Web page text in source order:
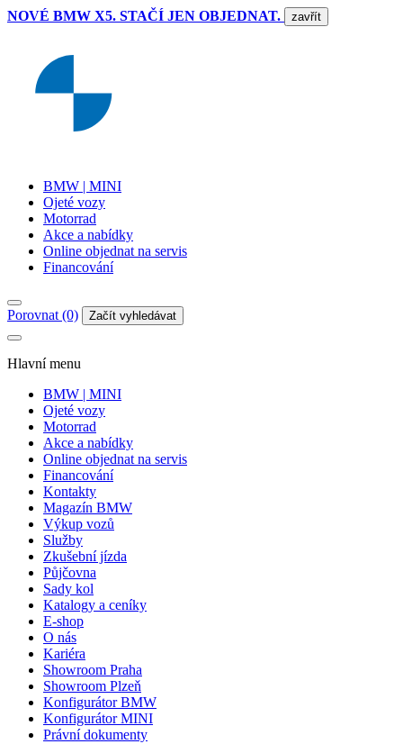
NOVÉ BMW X5. STAČÍ JEN OBJEDNAT. zavřít
BMW | MINI
Ojeté vozy
Motorrad
Akce a nabídky
Online objednat na servis
Financování
Porovnat (0) Začít vyhledávat
Hlavní menu
BMW | MINI
Ojeté vozy
Motorrad
Akce a nabídky
Online objednat na servis
Financování
Kontakty
Magazín BMW
Výkup vozů
Služby
Zkušební jízda
Půjčovna
Sady kol
Katalogy a ceníky
E-shop
O nás
Kariéra
Showroom Praha
Showroom Plzeň
Konfigurátor BMW
Konfigurátor MINI
Právní dokumenty